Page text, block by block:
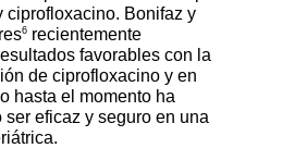
ciprofloxacino. Bonifaz y
6 recientemente
favorables con la
de ciprofloxacino y en
hasta el momento ha
ser eficaz y seguro en una